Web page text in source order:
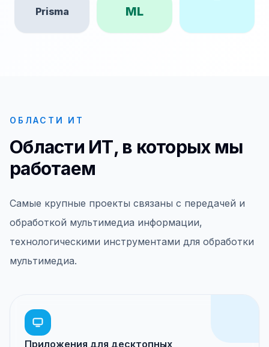
Prisma ML
ОБЛАСТИ ИТ
Области ИТ, в которых мы
работаем
Самые крупные проекты связаны с передачей и
обработкой мультимедиа информации,
технологическими инструментами для обработки
мультимедиа.
Приложения для десктопных